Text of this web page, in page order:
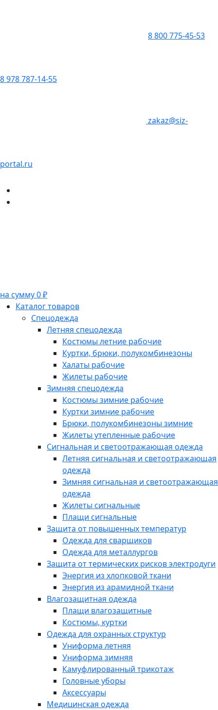
8 800 775-45-53
8 978 787-14-55
zakaz@siz-
portal.ru
на сумму 0 ₽
Каталог товаров
Спецодежда
Летняя спецодежда
Костюмы летние рабочие
Куртки, брюки, полукомбинезоны
Халаты рабочие
Жилеты рабочие
Зимняя спецодежда
Костюмы зимние рабочие
Куртки зимние рабочие
Брюки, полукомбинезоны зимние
Жилеты утепленные рабочие
Сигнальная и светоотражающая одежда
Летняя сигнальная и светоотражающая
одежда
Зимняя сигнальная и светоотражающая
одежда
Жилеты сигнальные
Плащи сигнальные
Защита от повышенных температур
Одежда для сварщиков
Одежда для металлургов
Защита от термических рисков электродуги
Энергия из хлопковой ткани
Энергия из арамидной ткани
Влагозащитная одежда
Плащи влагозащитные
Костюмы, куртки
Одежда для охранных структур
Униформа летняя
Униформа зимняя
Камуфлированный трикотаж
Головные уборы
Аксессуары
Медицинская одежда